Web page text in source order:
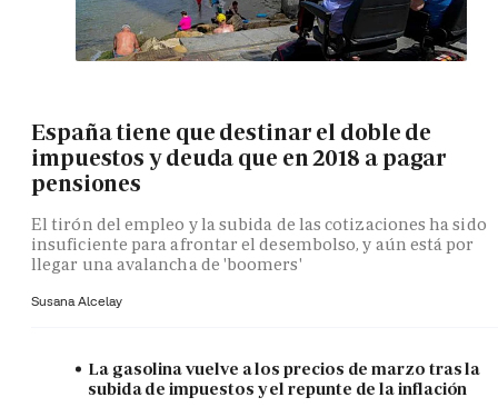
España tiene que destinar el doble de
impuestos y deuda que en 2018 a pagar
pensiones
El tirón del empleo y la subida de las cotizaciones ha sido
insuficiente para afrontar el desembolso, y aún está por
llegar una avalancha de 'boomers'
Susana Alcelay
La gasolina vuelve a los precios de marzo tras la
subida de impuestos y el repunte de la inflación